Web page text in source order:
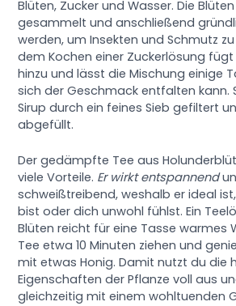
Blüten, Zucker und Wasser. Die
gesammelt und anschließend
werden, um Insekten und Schmutz
dem Kochen einer Zuckerlösung
hinzu und lässt die Mischung einige
sich der Geschmack entfalten kann.
Sirup durch ein feines Sieb gefiltert
abgefüllt.
Der gedämpfte Tee aus
viele Vorteile. Er wirkt entspannend
schweißtreibend, weshalb er ideal
bist oder dich unwohl fühlst. Ein
Blüten reicht für eine Tasse warmes
Tee etwa 10 Minuten ziehen und
mit etwas Honig. Damit nutzt du die
Eigenschaften der Pflanze voll aus
gleichzeitig mit einem wohltuenden